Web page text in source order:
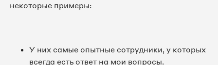
некоторые примеры:
У них самые опытные сотрудники, у которых
всегда есть ответ на мои вопросы.